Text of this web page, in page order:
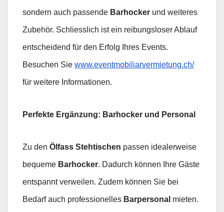
sondern auch passende Barhocker und weiteres
Zubehör. Schliesslich ist ein reibungsloser Ablauf
entscheidend für den Erfolg Ihres Events.
Besuchen Sie www.eventmobiliarvermietung.ch/
für weitere Informationen.
Perfekte Ergänzung: Barhocker und Personal
Zu den Ölfass Stehtischen passen idealerweise
bequeme Barhocker. Dadurch können Ihre Gäste
entspannt verweilen. Zudem können Sie bei
Bedarf auch professionelles Barpersonal mieten.